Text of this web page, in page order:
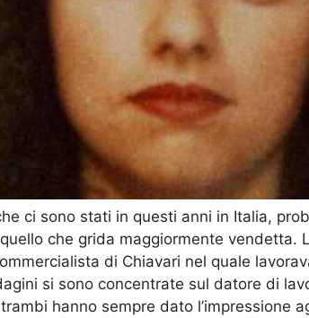
ci sono stati in questi anni in Italia,
che grida maggiormente vendetta.
di Chiavari nel quale
si sono concentrate sul datore di
hanno sempre dato l’impressione